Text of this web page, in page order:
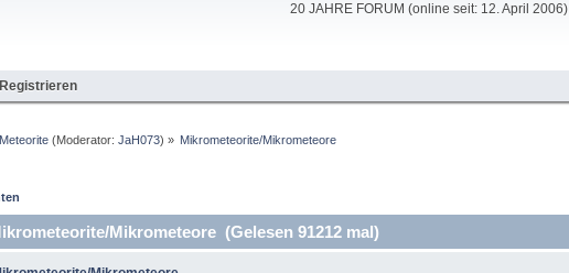
20 JAHRE FORUM (online seit: 12. April 2006)
Registrieren
Meteorite(Moderator: JaH073) » Mikrometeorite/Mikrometeore
Mikrometeore (Gelesen 91212 mal)